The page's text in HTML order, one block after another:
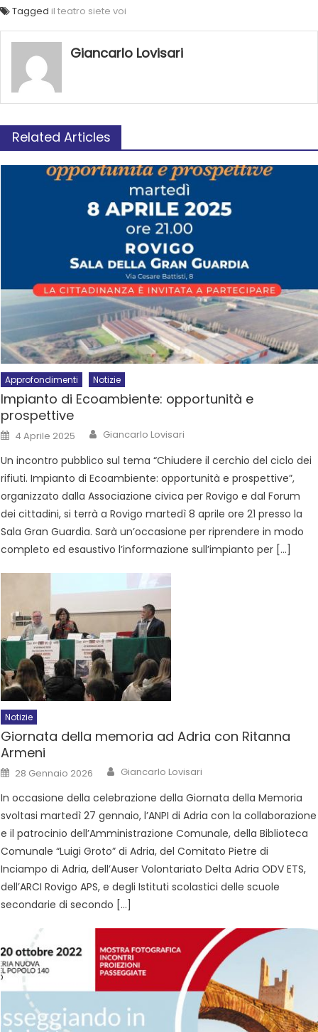
Tagged il teatro siete voi
Giancarlo Lovisari
Related Articles
Approfondimenti Notizie
Impianto di Ecoambiente: opportunità e
prospettive
4 Aprile 2025 Giancarlo Lovisari
Un incontro pubblico sul tema “Chiudere il cerchio del ciclo dei
rifiuti. Impianto di Ecoambiente: opportunità e prospettive”,
organizzato dalla Associazione civica per Rovigo e dal Forum
dei cittadini, si terrà a Rovigo martedì 8 aprile ore 21 presso la
Sala Gran Guardia. Sarà un’occasione per riprendere in modo
completo ed esaustivo l’informazione sull’impianto per […]
Notizie
Giornata della memoria ad Adria con Ritanna
Armeni
28 Gennaio 2026 Giancarlo Lovisari
In occasione della celebrazione della Giornata della Memoria
svoltasi martedì 27 gennaio, l’ANPI di Adria con la collaborazione
e il patrocinio dell’Amministrazione Comunale, della Biblioteca
Comunale “Luigi Groto” di Adria, del Comitato Pietre di
Inciampo di Adria, dell’Auser Volontariato Delta Adria ODV ETS,
dell’ARCI Rovigo APS, e degli Istituti scolastici delle scuole
secondarie di secondo […]